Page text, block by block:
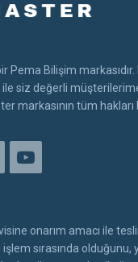
Pema Bilişim
siz değerli
markasının tüm
onarım amacı ile
sırasında olduğunu,